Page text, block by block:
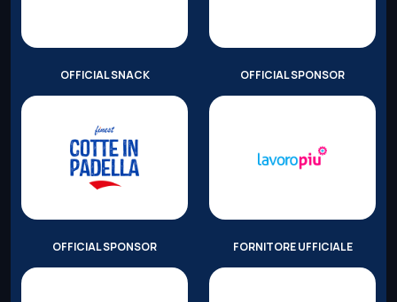
OFFICIAL SNACK OFFICIAL SPONSOR
OFFICIAL SPONSOR FORNITORE UFFICIALE